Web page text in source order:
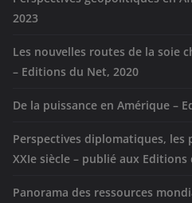
2023
Les nouvelles routes de la soie
– Editions du Net, 2020
De la puissance en Amérique –
Perspectives diplomatiques, les
XXIe siècle – publié aux Editions
Panorama des ressources